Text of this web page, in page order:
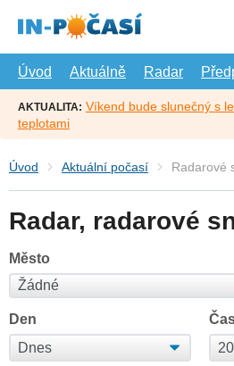
hlavní
Úvod
Aktuálně Radar
AKTUALITA: Víkend bude slunečný s
teplotami
Úvod Aktuální počasí Radarové
Radar, radarové
Město
Den